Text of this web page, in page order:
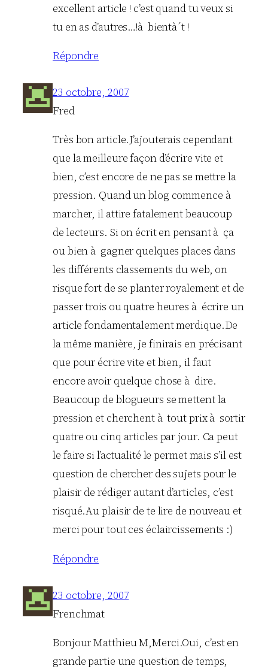
excellent article ! c’est quand tu veux si
tu en as d’autres…!à bientà´t !
Répondre
23 octobre, 2007
Fred
Très bon article.J’ajouterais cependant
que la meilleure façon d’écrire vite et
bien, c’est encore de ne pas se mettre la
pression. Quand un blog commence à
marcher, il attire fatalement beaucoup
de lecteurs. Si on écrit en pensant à ça
ou bien à gagner quelques places dans
les différents classements du web, on
risque fort de se planter royalement et de
passer trois ou quatre heures à écrire un
article fondamentalement merdique.De
la même manière, je finirais en précisant
que pour écrire vite et bien, il faut
encore avoir quelque chose à dire.
Beaucoup de blogueurs se mettent la
pression et cherchent à tout prix à sortir
quatre ou cinq articles par jour. Ca peut
le faire si l’actualité le permet mais s’il est
question de chercher des sujets pour le
plaisir de rédiger autant d’articles, c’est
risqué.Au plaisir de te lire de nouveau et
merci pour tout ces éclaircissements :)
Répondre
23 octobre, 2007
Frenchmat
Bonjour Matthieu M,Merci.Oui, c’est en
grande partie une question de temps,